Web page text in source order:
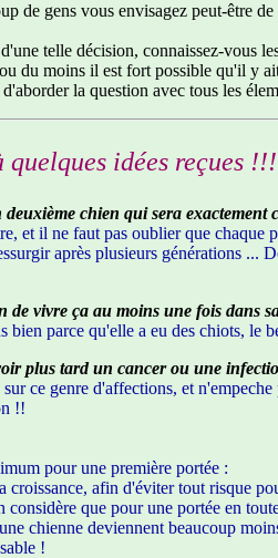
de gens vous envisagez peut-être
telle décision, connaissez-vous
du moins il est fort possible qu'il y
la question avec tous les
idées reçues !!!
chien qui sera exactement
et il ne faut pas oublier que chaque
après plusieurs générations
de vivre ça au moins une fois dans
parce qu'elle a eu des chiots, le
plus tard un cancer ou une
ce genre d'affections, et n'empeche
!!
pour une première portée :
afin d'éviter tout risque
que pour une portée en
chienne deviennent beaucoup
!